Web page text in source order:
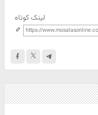
لینک کوتاه